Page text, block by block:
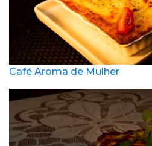
Café Aroma de Mulher